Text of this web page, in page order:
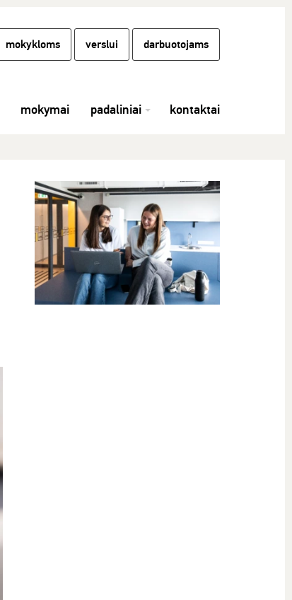
mokykloms verslui darbuotojams
mokymai padaliniai kontaktai